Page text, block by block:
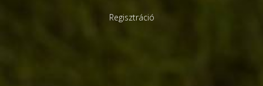
Regisztráció